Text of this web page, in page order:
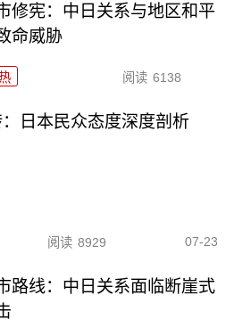
修宪：中日关系与地区和平
命威胁
阅读 6138
日本民众态度深度剖析
阅读 8929 07-23
路线：中日关系面临断崖式